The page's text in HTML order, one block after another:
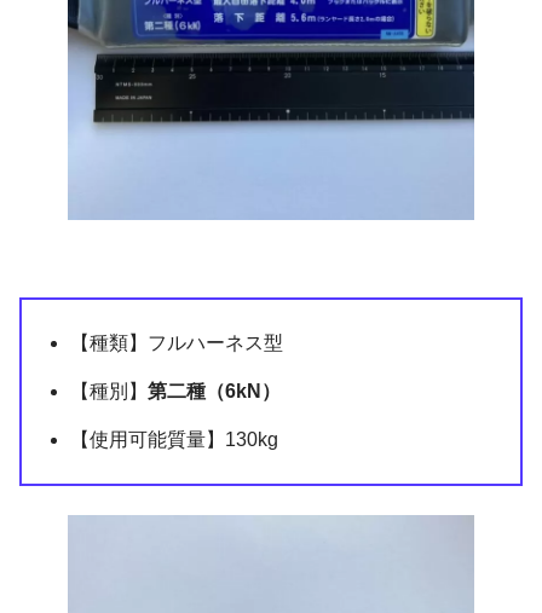
【種類】フルハーネス型
【種別】 第二種（6kN）
【使用可能質量】130kg